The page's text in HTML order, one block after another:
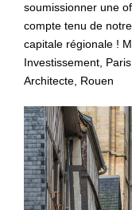
soumissionner une
compte tenu de
capitale régionale !
Investissement,
Architecte, Rouen